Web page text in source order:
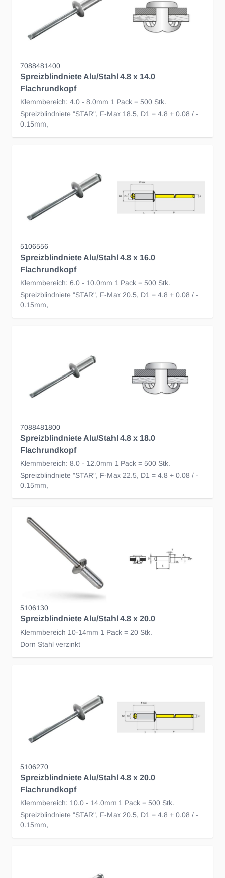
7088481400
Spreizblindniete Alu/Stahl 4.8 x 14.0
Flachrundkopf
Klemmbereich: 4.0 - 8.0mm 1 Pack = 500 Stk.
Spreizblindniete "STAR", F-Max 18.5, D1 = 4.8 + 0.08 / -
0.15mm,
5106556
Spreizblindniete Alu/Stahl 4.8 x 16.0
Flachrundkopf
Klemmbereich: 6.0 - 10.0mm 1 Pack = 500 Stk.
Spreizblindniete "STAR", F-Max 20.5, D1 = 4.8 + 0.08 / -
0.15mm,
7088481800
Spreizblindniete Alu/Stahl 4.8 x 18.0
Flachrundkopf
Klemmbereich: 8.0 - 12.0mm 1 Pack = 500 Stk.
Spreizblindniete "STAR", F-Max 22.5, D1 = 4.8 + 0.08 / -
0.15mm,
5106130
Spreizblindniete Alu/Stahl 4.8 x 20.0
Klemmbereich 10-14mm 1 Pack = 20 Stk.
Dorn Stahl verzinkt
5106270
Spreizblindniete Alu/Stahl 4.8 x 20.0
Flachrundkopf
Klemmbereich: 10.0 - 14.0mm 1 Pack = 500 Stk.
Spreizblindniete "STAR", F-Max 20.5, D1 = 4.8 + 0.08 / -
0.15mm,